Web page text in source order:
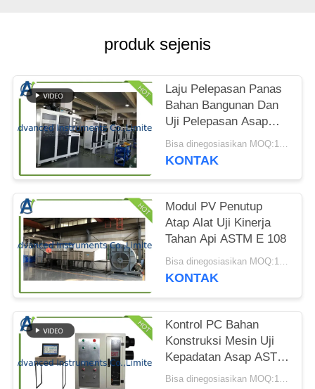
PRIVACY
POLICY
produk sejenis
Laju Pelepasan Panas
Bahan Bangunan Dan
Uji Pelepasan Asap
Cone Calorimeter
Bisa dinegosiasikan MOQ:1 set
KONTAK
Modul PV Penutup
Atap Alat Uji Kinerja
Tahan Api ASTM E 108
Bisa dinegosiasikan MOQ:1 SET Atap Meliputi Modul PV Alat Uji Kinerja Tahan Api
KONTAK
Kontrol PC Bahan
Konstruksi Mesin Uji
Kepadatan Asap ASTM
D2843
Bisa dinegosiasikan MOQ:1 Set